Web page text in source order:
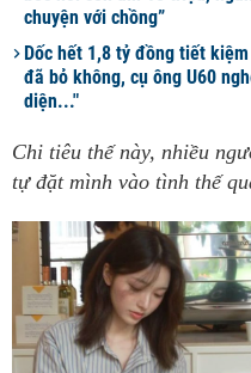
chuyện với chồng”
Dốc hết 1,8 tỷ đồng tiết
đã bỏ không, cụ ông U60
diện..."
Chi tiêu thế này, nhiều
tự đặt mình vào tình thế